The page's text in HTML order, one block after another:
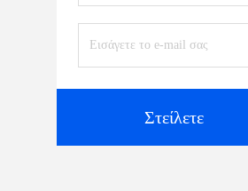
Στείλετε